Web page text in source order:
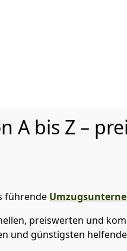
A bis Z –
führende
preiswerten und
und günstigsten